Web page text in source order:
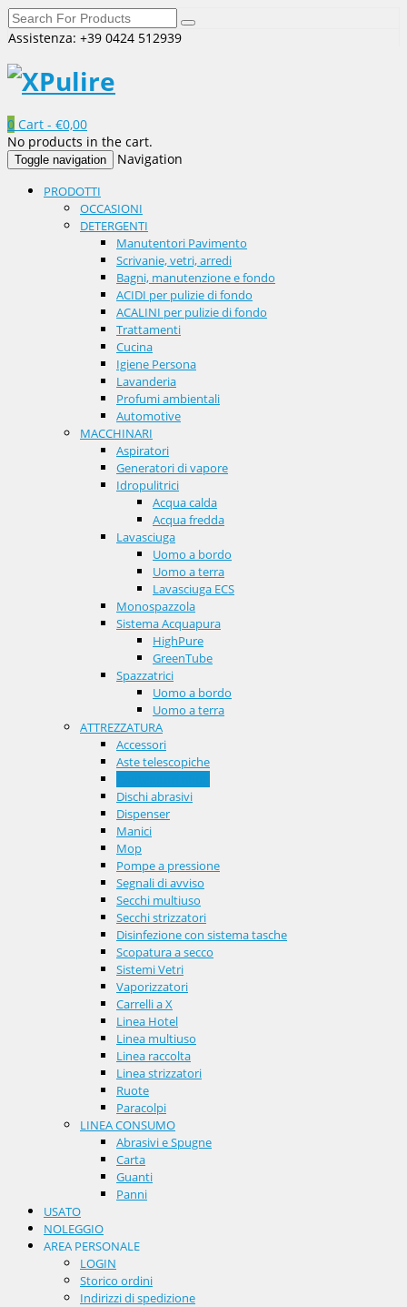
Assistenza: +39 0424 512939
0 Cart - €0,00
No products in the cart.
Toggle navigation Navigation
PRODOTTI
OCCASIONI
DETERGENTI
Manutentori Pavimento
Scrivanie, vetri, arredi
Bagni, manutenzione e fondo
ACIDI per pulizie di fondo
ACALINI per pulizie di fondo
Trattamenti
Cucina
Igiene Persona
Lavanderia
Profumi ambientali
Automotive
MACCHINARI
Aspiratori
Generatori di vapore
Idropulitrici
Acqua calda
Acqua fredda
Lavasciuga
Uomo a bordo
Uomo a terra
Lavasciuga ECS
Monospazzola
Sistema Acquapura
HighPure
GreenTube
Spazzatrici
Uomo a bordo
Uomo a terra
ATTREZZATURA
Accessori
Aste telescopiche
Dischi abrasivi
Dispenser
Manici
Mop
Pompe a pressione
Segnali di avviso
Secchi multiuso
Secchi strizzatori
Disinfezione con sistema tasche
Scopatura a secco
Sistemi Vetri
Vaporizzatori
Carrelli a X
Linea Hotel
Linea multiuso
Linea raccolta
Linea strizzatori
Ruote
Paracolpi
LINEA CONSUMO
Abrasivi e Spugne
Carta
Guanti
Panni
USATO
NOLEGGIO
AREA PERSONALE
LOGIN
Storico ordini
Indirizzi di spedizione